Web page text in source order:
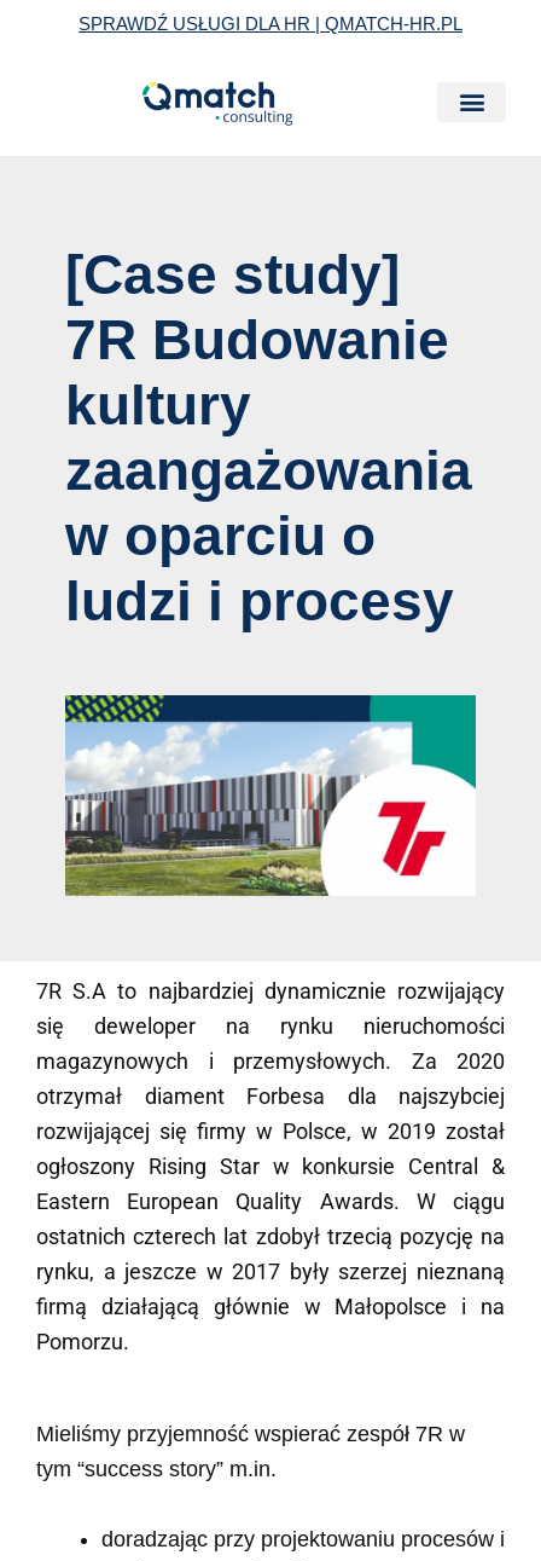
SPRAWDŹ USŁUGI DLA HR | QMATCH-HR.PL
[Case study]
7R Budowanie
kultury
zaangażowania
w oparciu o
ludzi i procesy
7R S.A to najbardziej dynamicznie rozwijający
się deweloper na rynku nieruchomości
magazynowych i przemysłowych. Za 2020
otrzymał diament Forbesa dla najszybciej
rozwijającej się firmy w Polsce, w 2019 został
ogłoszony Rising Star w konkursie Central &
Eastern European Quality Awards. W ciągu
ostatnich czterech lat zdobył trzecią pozycję na
rynku, a jeszcze w 2017 były szerzej nieznaną
firmą działającą głównie w Małopolsce i na
Pomorzu.
Mieliśmy przyjemność wspierać zespół 7R w
tym “success story” m.in.
doradzając przy projektowaniu procesów i